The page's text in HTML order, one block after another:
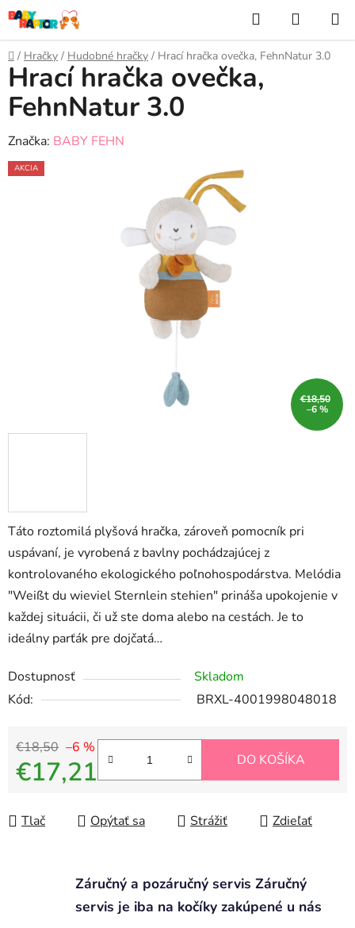
Prejsť
na
obsah
Hľadať
KOŠÍK
Domov
/ Hračky / Hudobné hračky / Hrací hračka ovečka, FehnNatur 3.0
Táto roztomilá plyšová hračka, zároveň pomocník pri
uspávaní, je vyrobená z bavlny pochádzajúcej z
kontrolovaného ekologického poľnohospodárstva. Melódia
"Weißt du wieviel Sternlein stehien" prináša upokojenie v
každej situácii, či už ste doma alebo na cestách. Je to
ideálny parťák pre dojčatá…
Dostupnosť
Skladom
Kód:
BRXL-4001998048018
€18,50 –6 %
€17,21 DO KOŠÍKA
Tlač Opýtať sa Strážiť Zdieľať
Hrací hračka ovečka,
FehnNatur 3.0
Značka: BABY FEHN
AKCIA
€18,50
–6 %
Záručný a pozáručný servis Záručný
servis je iba na kočíky zakúpené u nás